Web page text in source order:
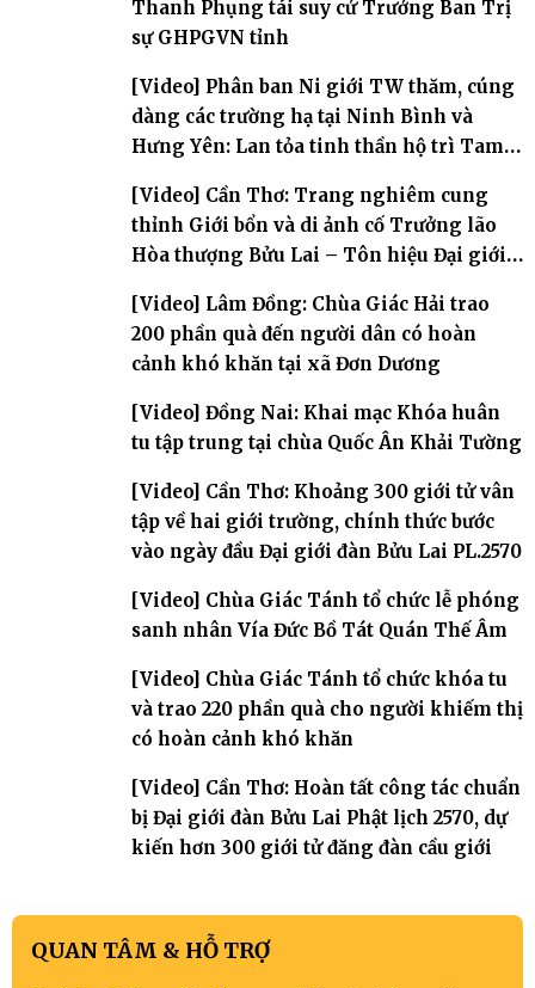
Thanh Phụng tái suy cử Trưởng Ban Trị
sự GHPGVN tỉnh
[Video] Phân ban Ni giới TW thăm, cúng
dàng các trường hạ tại Ninh Bình và
Hưng Yên: Lan tỏa tinh thần hộ trì Tam
[Video] Cần Thơ: Trang nghiêm cung
thỉnh Giới bổn và di ảnh cố Trưởng lão
Hòa thượng Bửu Lai – Tôn hiệu Đại giới
[Video] Lâm Đồng: Chùa Giác Hải trao
200 phần quà đến người dân có hoàn
cảnh khó khăn tại xã Đơn Dương
[Video] Đồng Nai: Khai mạc Khóa huân
tu tập trung tại chùa Quốc Ân Khải Tường
[Video] Cần Thơ: Khoảng 300 giới tử vân
tập về hai giới trường, chính thức bước
vào ngày đầu Đại giới đàn Bửu Lai PL.2570
[Video] Chùa Giác Tánh tổ chức lễ phóng
sanh nhân Vía Đức Bồ Tát Quán Thế Âm
[Video] Chùa Giác Tánh tổ chức khóa tu
và trao 220 phần quà cho người khiếm thị
có hoàn cảnh khó khăn
[Video] Cần Thơ: Hoàn tất công tác chuẩn
bị Đại giới đàn Bửu Lai Phật lịch 2570, dự
kiến hơn 300 giới tử đăng đàn cầu giới
QUAN TÂM & HỖ TRỢ